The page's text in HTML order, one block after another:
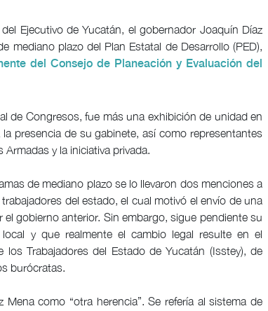
Ejecutivo de Yucatán, el gobernador Joaquín Díaz
mediano plazo del Plan Estatal de Desarrollo (PED),
del Consejo de Planeación y Evaluación del
de Congresos, fue más una exhibición de unidad en
presencia de su gabinete, así como representantes
y la iniciativa privada.
de mediano plazo se lo llevaron dos menciones a
del estado, el cual motivó el envío de una
gobierno anterior. Sin embargo, sigue pendiente su
y que realmente el cambio legal resulte en el
Trabajadores del Estado de Yucatán (Isstey), de
burócratas.
como “otra herencia”. Se refería al sistema de